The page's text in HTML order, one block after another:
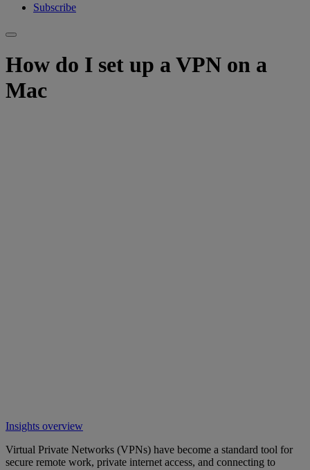
Subscribe
How do I set up a VPN on a
Mac
Insights overview
Virtual Private Networks (VPNs) have become a standard tool for
secure remote work, private internet access, and connecting to